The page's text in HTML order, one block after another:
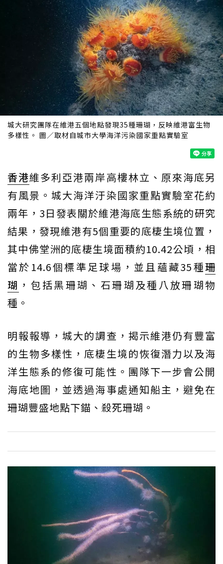
城大研究團隊在維港五個地點發現35種珊瑚，反映維港富生物
多樣性。 圖／取材自城市大學海洋污染國家重點實驗室
香港維多利亞港兩岸高樓林立、原來海底另
有風景。城大海洋汙染國家重點實驗室花約
兩年，3日發表關於維港海底生態系統的研究
結果，發現維港有5個重要的底棲生境位置，
其中佛堂洲的底棲生境面積約10.42公頃，相
當於14.6個標準足球場，並且蘊藏35種珊
瑚 ，包括黑珊瑚、石珊瑚及種八放珊瑚物
種。
明報報導，城大的調查，揭示維港仍有豐富
的生物多樣性，底棲生境的恢復潛力以及海
洋生態系的修復可能性。團隊下一步會公開
海底地圖，並透過海事處通知船主，避免在
珊瑚豐盛地點下錨、殺死珊瑚。